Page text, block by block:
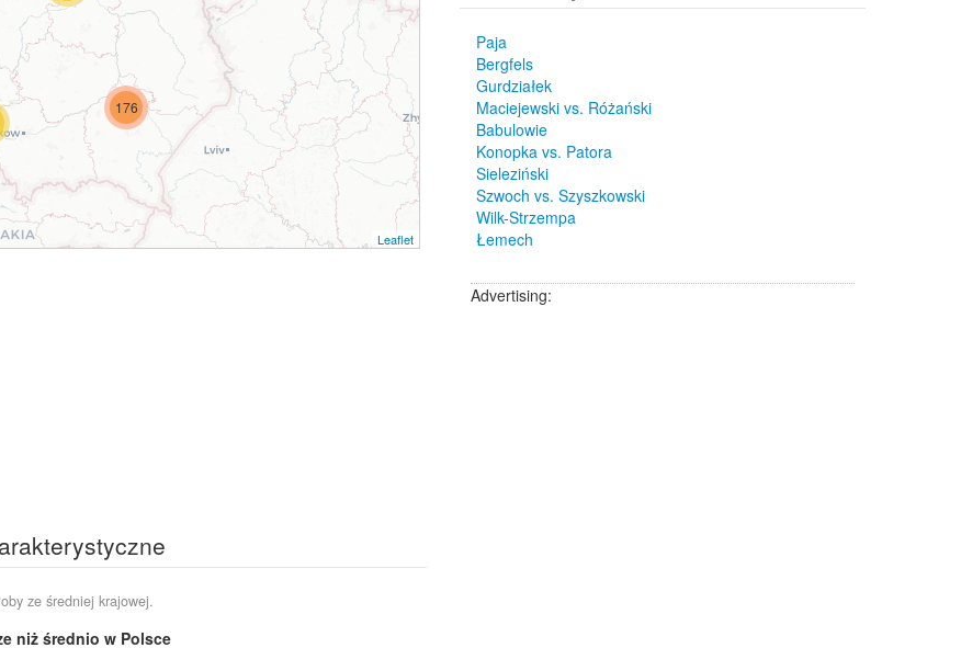
176
Leaflet
ze średniej krajowej.
niż średnio w Polsce
Paja
Bergfels
Gurdziałek
Maciejewski vs. Różański
Babulowie
Konopka vs. Patora
Sieleziński
Szwoch vs. Szyszkowski
Wilk-Strzempa
Łemech
Advertising: